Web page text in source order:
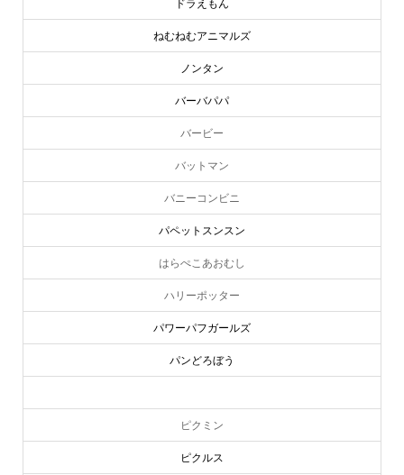
ドラえもん
ねむねむアニマルズ
ノンタン
バーバパパ
バービー
バットマン
バニーコンビニ
パペットスンスン
はらぺこあおむし
ハリーポッター
パワーパフガールズ
パンどろぼう
ピクミン
ピクルス